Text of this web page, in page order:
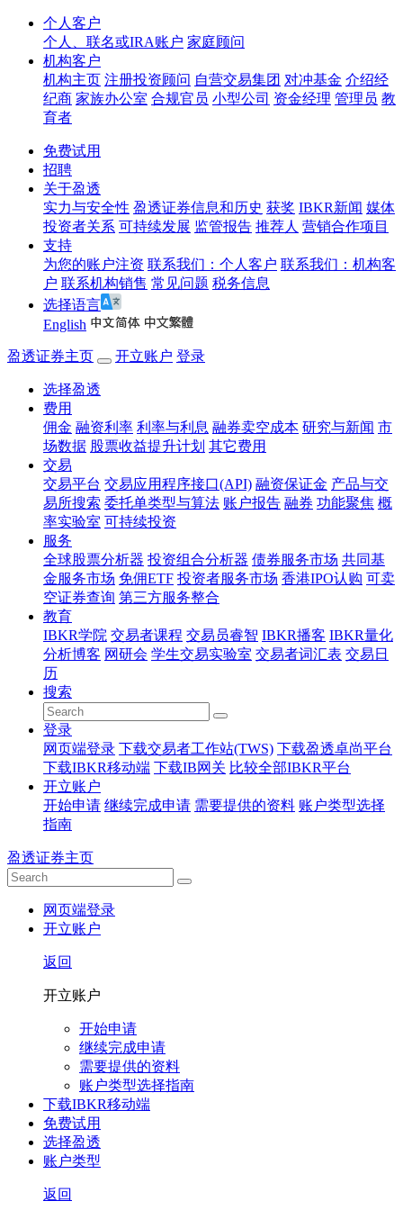
个人客户
个人、联名或IRA账户 家庭顾问
机构客户
机构主页 注册投资顾问 自营交易集团 对冲基金 介绍经
纪商 家族办公室 合规官员 小型公司 资金经理 管理员 教
育者
免费试用
招聘
关于盈透
实力与安全性 盈透证券信息和历史 获奖 IBKR新闻 媒体
投资者关系 可持续发展 监管报告 推荐人 营销合作项目
支持
为您的账户注资 联系我们：个人客户 联系我们：机构客
户 联系机构销售 常见问题 税务信息
选择语言
English
盈透证券主页 开立账户 登录
选择盈透
费用
佣金 融资利率 利率与利息 融券卖空成本 研究与新闻 市
场数据 股票收益提升计划 其它费用
交易
交易平台 交易应用程序接口(API) 融资保证金 产品与交
易所搜索 委托单类型与算法 账户报告 融券 功能聚焦 概
率实验室 可持续投资
服务
全球股票分析器 投资组合分析器 债券服务市场 共同基
金服务市场 免佣ETF 投资者服务市场 香港IPO认购 可卖
空证券查询 第三方服务整合
教育
IBKR学院 交易者课程 交易员睿智 IBKR播客 IBKR量化
分析博客 网研会 学生交易实验室 交易者词汇表 交易日
历
搜索
登录
网页端登录 下载交易者工作站(TWS) 下载盈透卓尚平台
下载IBKR移动端 下载IB网关 比较全部IBKR平台
开立账户
开始申请 继续完成申请 需要提供的资料 账户类型选择
指南
盈透证券主页
网页端登录
开立账户
返回
开立账户
开始申请
继续完成申请
需要提供的资料
账户类型选择指南
下载IBKR移动端
免费试用
选择盈透
账户类型
返回